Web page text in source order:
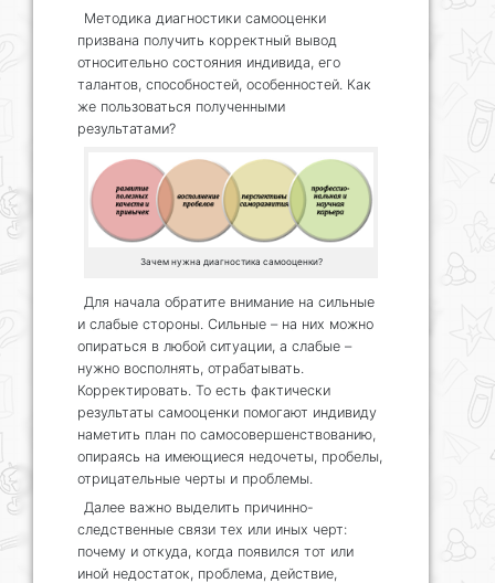
Методика диагностики самооценки
призвана получить корректный вывод
относительно состояния индивида, его
талантов, способностей, особенностей. Как
же пользоваться полученными
результатами?
Зачем нужна диагностика самооценки?
Для начала обратите внимание на сильные
и слабые стороны. Сильные – на них можно
опираться в любой ситуации, а слабые –
нужно восполнять, отрабатывать.
Корректировать. То есть фактически
результаты самооценки помогают индивиду
наметить план по самосовершенствованию,
опираясь на имеющиеся недочеты, пробелы,
отрицательные черты и проблемы.
Далее важно выделить причинно-
следственные связи тех или иных черт:
почему и откуда, когда появился тот или
иной недостаток, проблема, действие,